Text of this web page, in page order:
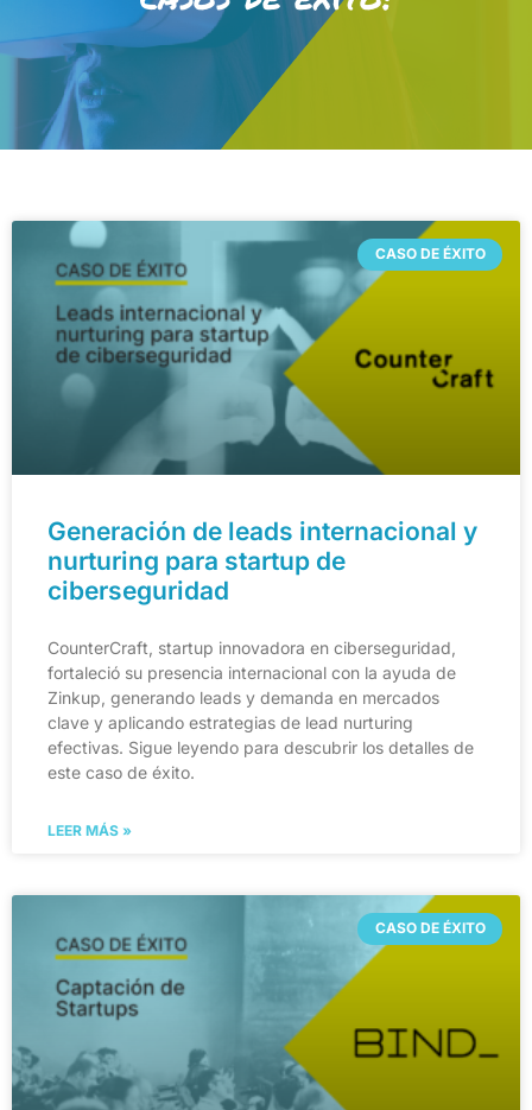
CASO DE ÉXITO
Generación de leads internacional y
nurturing para startup de
ciberseguridad
CounterCraft, startup innovadora en ciberseguridad,
fortaleció su presencia internacional con la ayuda de
Zinkup, generando leads y demanda en mercados
clave y aplicando estrategias de lead nurturing
efectivas. Sigue leyendo para descubrir los detalles de
este caso de éxito.
LEER MÁS »
CASO DE ÉXITO